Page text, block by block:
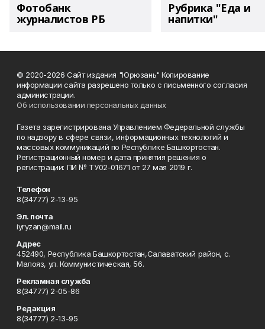
Фотобанк
журналистов РБ
Рубрика "Еда и
напитки"
© 2020-2026 Сайт издания "Юрюзань" Копирование
информации сайта разрешено только с письменного согласия
администрации.
Об использовании персональных данных
Газета зарегистрирована Управлением Федеральной службы
по надзору в сфере связи, информационных технологий и
массовых коммуникаций по Республике Башкортостан.
Регистрационный номер и дата принятия решения о
регистрации: ПИ № ТУ02-01671 от 27 мая 2019 г.
Телефон
8(34777) 2-13-95
Эл. почта
iyryzan@mail.ru
Адрес
452490, Республика Башкортостан,Салаватский район, с.
Малояз, ул. Коммунистическая, 56.
Рекламная служба
8(34777) 2-05-86
Редакция
8(34777) 2-13-95